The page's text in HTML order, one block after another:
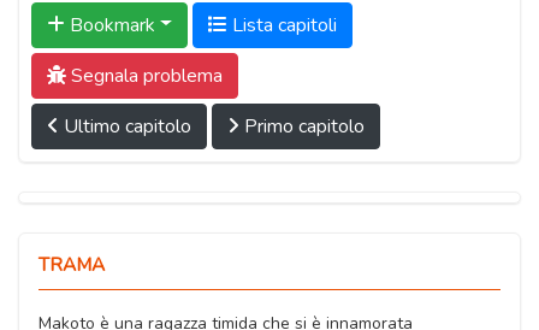
Bookmark
Lista capitoli
Segnala problema
Ultimo capitolo
Primo capitolo
TRAMA
Makoto è una ragazza timida che si è innamorata